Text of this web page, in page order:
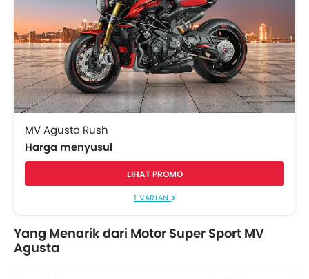
MV Agusta Rush
Harga menyusul
LIHAT PROMO
1 VARIAN
Yang Menarik dari Motor Super Sport MV
Agusta